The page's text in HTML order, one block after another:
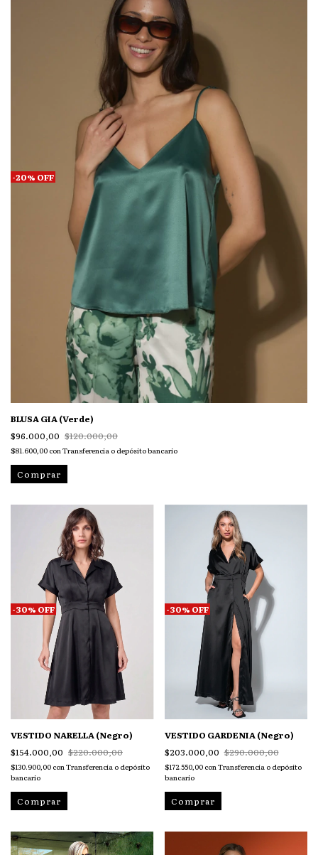
-20% OFF
BLUSA GIA (Verde)
$96.000,00 $120.000,00
$81.600,00 con Transferencia o depósito bancario
Comprar
-30% OFF
VESTIDO NARELLA (Negro)
$154.000,00 $220.000,00
$130.900,00 con Transferencia o depósito
bancario
Comprar
-30% OFF
VESTIDO GARDENIA (Negro)
$203.000,00 $290.000,00
$172.550,00 con Transferencia o depósito
bancario
Comprar